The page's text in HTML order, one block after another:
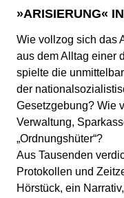
»ARISIERUNG«
Wie vollzog sich das
aus dem Alltag einer
spielte die
der
Gesetzgebung? Wie
Verwaltung,
„Ordnungshüter“?
Aus Tausenden
Protokollen und
Hörstück, ein